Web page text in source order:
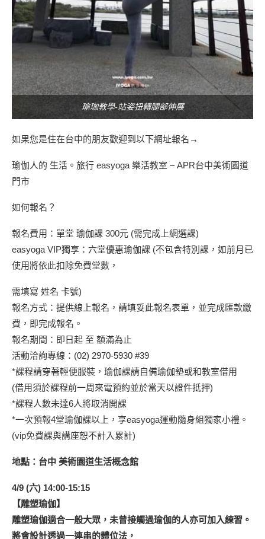
瑜珈教學-站姿扭轉腿部伸展
如果您是住在台中的朋友歡迎到以下網址報名→
瑜伽人的 生活。旅行 easyoga 樂活教室 – APR台中美術園道
門市
如何報名？
報名費用：單堂 瑜伽課 300元 (需完成上網選課)
easyoga VIP獨享：六堂優惠瑜伽課 (不包含特別課，如前月已
使用將依此扣除免費堂數，
需填寫 姓名 卡號)
報名方式：提供線上報名，請填妥此報名表單，並完成匯款繳
費，即完成報名。
報名期間：即日起 至 額滿為止
活動洽詢專線：(02) 2970-5930 #39
*課程請穿著輕便服裝，瑜伽課請自備瑜伽墊或和教室借用
(借用須於課程前一周來電預約並於當天以證件抵押)
*課程人數未達6人將取消開課
*一次預報4堂瑜伽課以上，享easyoga運動隨身組獨家小禮。
(vip免費課與講座恕不計入累計)
地點：台中 美術園道生活概念館
4/9 (六) 14:00-15:15
【雕塑瑜伽】
雕塑瑜伽適合一般大眾，未曾接觸過瑜伽的人亦可加入練習。
將會設計透過一連串的體位法，